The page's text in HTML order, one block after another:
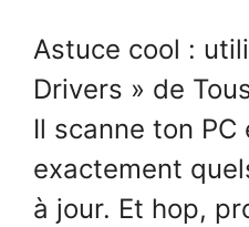
Astuce cool :
Drivers » de
Il scanne ton
exactement
à jour. Et hop,